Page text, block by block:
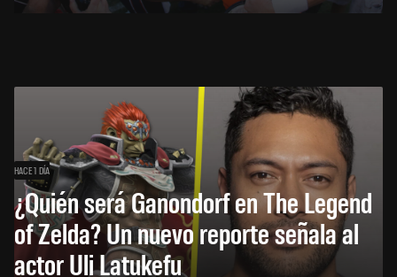
HACE 1 DÍA
¿Quién será Ganondorf en The Legend
of Zelda? Un nuevo reporte señala al
actor Uli Latukefu